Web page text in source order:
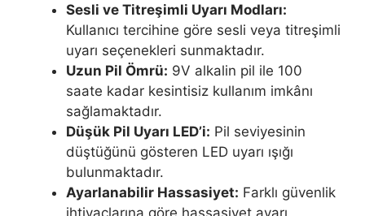
Sesli ve Titreşimli Uyarı Modları:
Kullanıcı tercihine göre sesli veya titreşimli
uyarı seçenekleri sunmaktadır.
Uzun Pil Ömrü: 9V alkalin pil ile 100
saate kadar kesintisiz kullanım imkânı
sağlamaktadır.
Düşük Pil Uyarı LED’i: Pil seviyesinin
düştüğünü gösteren LED uyarı ışığı
bulunmaktadır.
Ayarlanabilir Hassasiyet: Farklı güvenlik
ihtiyaçlarına göre hassasiyet ayarı